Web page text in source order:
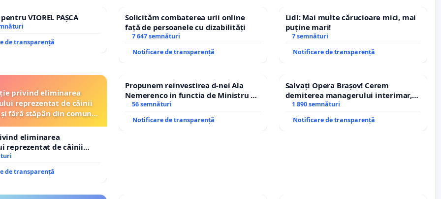
VIOREL PAȘCA
de transparență
Solicităm combaterea urii online
față de persoanele cu dizabilități
7 647 semnături
Notificare de transparență
Lidl: Mai multe cărucioare mici, mai
puține mari!
7 semnături
Notificare de transparență
privind eliminarea
reprezentat de câinii
fără stăpân din comuna
eliminarea
reprezentat de câinii
fără stăpân din comuna
de transparență
Propunem reinvestirea d-nei Ala
Nemerenco in functia de Ministru al
Sanatatii
56 semnături
Notificare de transparență
Salvați Opera Brașov! Cerem
demiterea managerului interimar,
Petrean Lucian-Marius!
1 890 semnături
Notificare de transparență